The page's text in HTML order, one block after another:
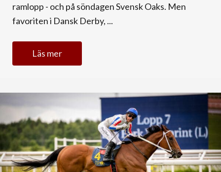
ramlopp - och på söndagen Svensk Oaks. Men
favoriten i Dansk Derby, ...
Läs mer